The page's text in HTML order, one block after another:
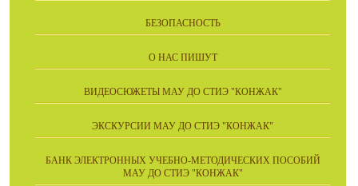
БЕЗОПАСНОСТЬ
О НАС ПИШУТ
ВИДЕОСЮЖЕТЫ МАУ ДО СТИЭ "КОНЖАК"
ЭКСКУРСИИ МАУ ДО СТИЭ "КОНЖАК"
БАНК ЭЛЕКТРОННЫХ УЧЕБНО-МЕТОДИЧЕСКИХ ПОСОБИЙ
МАУ ДО СТИЭ "КОНЖАК"